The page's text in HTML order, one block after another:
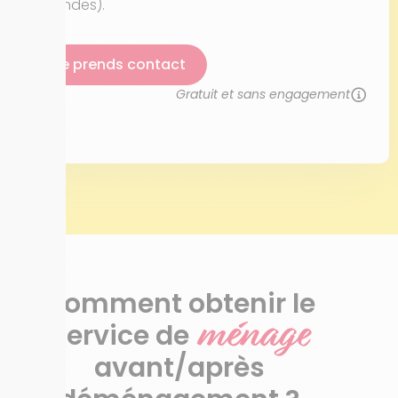
ondes).
Je prends contact
Gratuit et sans engagement
Comment obtenir le
service de ménage
avant/après